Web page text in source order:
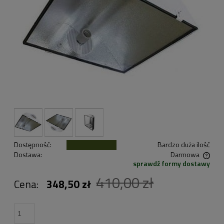
Dostępność:
Bardzo duża ilość
Dostawa:
Darmowa
Cena nie zawiera ewentualnych kosztów płatnościsprawdź formy dostawy
Cena: 348,50 zł 410,00 zł